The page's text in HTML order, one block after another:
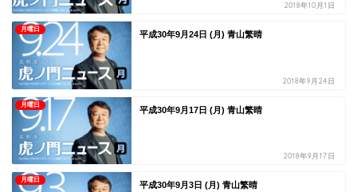
2018年10月1日
月曜日
平成30年9月24日 (月) 青山繁晴
2018年9月24日
月曜日
平成30年9月17日 (月) 青山繁晴
2018年9月17日
月曜日
平成30年9月3日 (月) 青山繁晴